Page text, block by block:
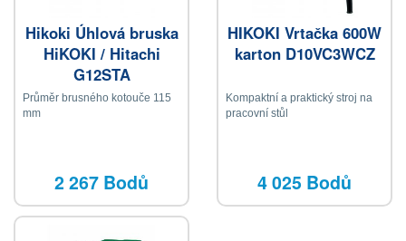
Hikoki Úhlová bruska
HiKOKI / Hitachi
G12STA
Průměr brusného kotouče 115
mm
2 267 Bodů
HIKOKI Vrtačka 600W
karton D10VC3WCZ
Kompaktní a praktický stroj na
pracovní stůl
4 025 Bodů